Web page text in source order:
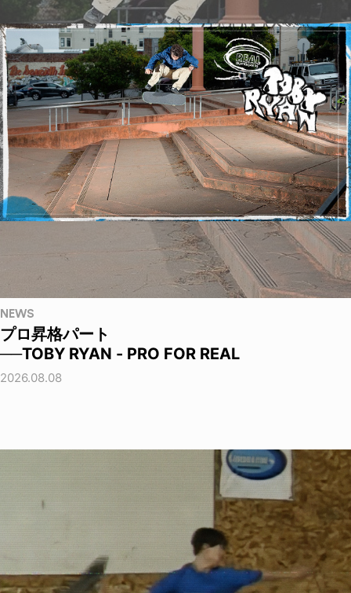
NEWS
プロ昇格パート
──TOBY RYAN - PRO FOR REAL
2026.08.08